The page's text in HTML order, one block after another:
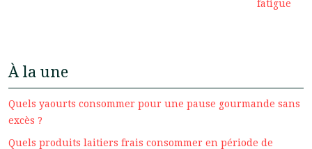
fatigue
À la une
Quels yaourts consommer pour une pause gourmande sans
excès ?
Quels produits laitiers frais consommer en période de